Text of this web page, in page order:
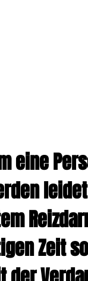
eine
Zeit